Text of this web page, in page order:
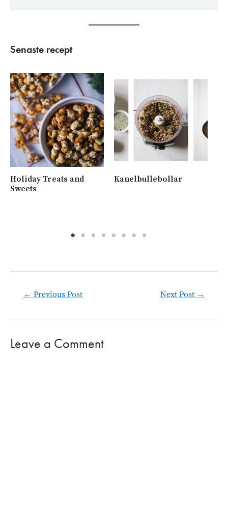
Senaste recept
Holiday Treats and
Sweets
Kanelbullebollar
← Previous Post Next Post →
Leave a Comment